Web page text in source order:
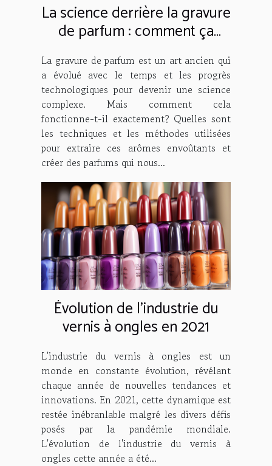
La science derrière la gravure
de parfum : comment ça
marche ?
La gravure de parfum est un art ancien qui
a évolué avec le temps et les progrès
technologiques pour devenir une science
complexe. Mais comment cela
fonctionne-t-il exactement? Quelles sont
les techniques et les méthodes utilisées
pour extraire ces arômes envoûtants et
créer des parfums qui nous...
Évolution de l'industrie du
vernis à ongles en 2021
L'industrie du vernis à ongles est un
monde en constante évolution, révélant
chaque année de nouvelles tendances et
innovations. En 2021, cette dynamique est
restée inébranlable malgré les divers défis
posés par la pandémie mondiale.
L'évolution de l'industrie du vernis à
ongles cette année a été...